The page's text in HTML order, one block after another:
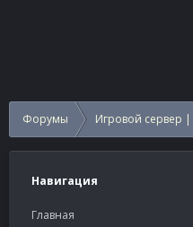
Форумы Игровой сервер
Навигация
Главная